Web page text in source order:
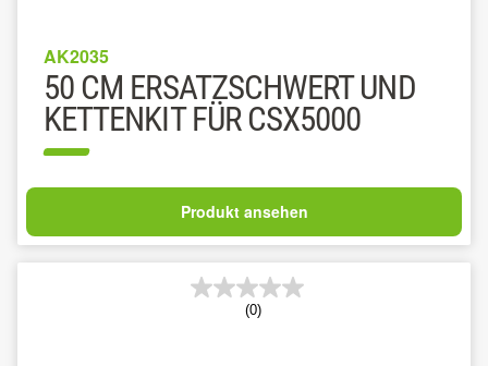
AK2035
50 CM ERSATZSCHWERT UND
KETTENKIT FÜR CSX5000
Produkt ansehen
(0)